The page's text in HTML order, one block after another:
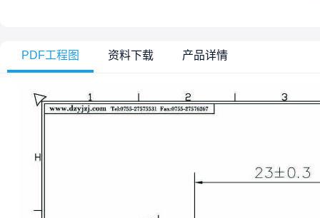
PDF工程图 资料下载 产品详情